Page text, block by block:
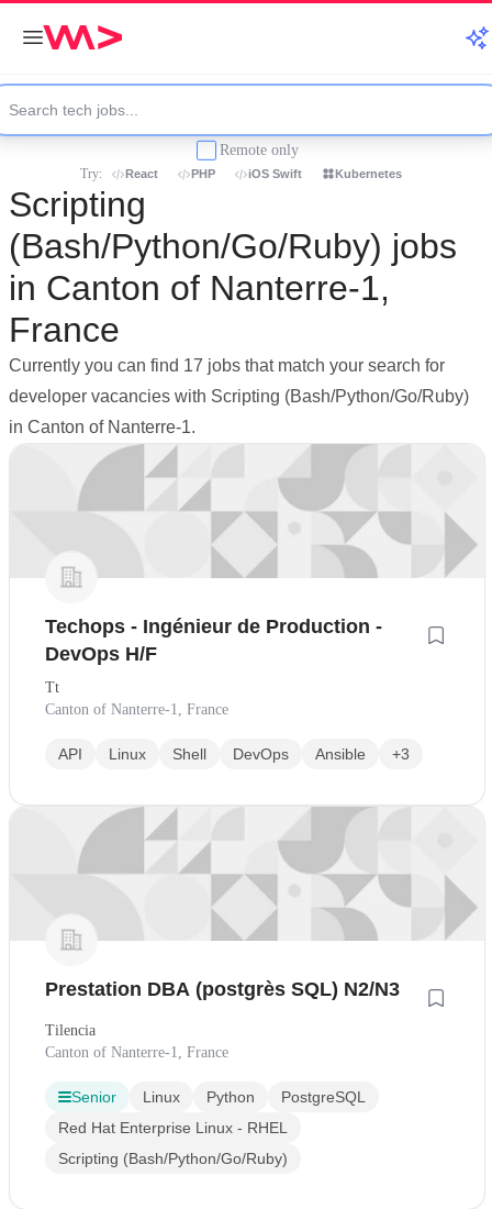
Remote only
Try: React PHP iOS Swift Kubernetes
Scripting
(Bash/Python/Go/Ruby) jobs
in Canton of Nanterre-1,
France
Currently you can find 17 jobs that match your search for
developer vacancies with Scripting (Bash/Python/Go/Ruby)
in Canton of Nanterre-1.
Techops - Ingénieur de Production -
DevOps H/F
Tt
Canton of Nanterre-1, France
API Linux Shell DevOps Ansible +3
Prestation DBA (postgrès SQL) N2/N3
Tilencia
Canton of Nanterre-1, France
Senior Linux Python
PostgreSQL
Red Hat Enterprise Linux - RHEL
Scripting (Bash/Python/Go/Ruby)